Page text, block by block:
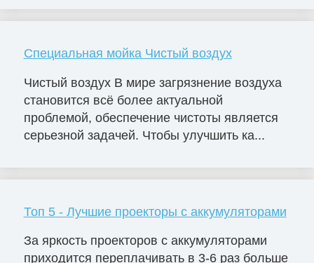
Специальная мойка Чистый воздух
Чистый воздух В мире загрязнение воздуха
становится всё более актуальной
проблемой, обеспечение чистоты является
серьезной задачей. Чтобы улучшить ка...
Топ 5 - Лучшие проекторы с аккумуляторами
За яркость проекторов с аккумуляторами
приходится переплачивать в 3-6 раз больше